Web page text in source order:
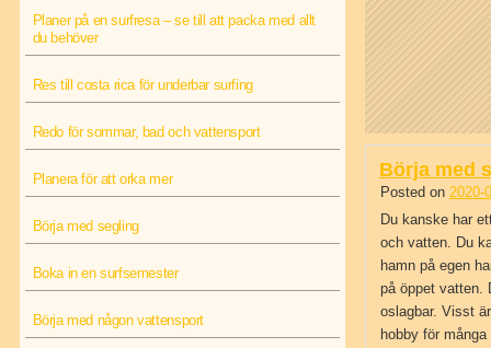
Börja med
Posted on 2020-
Du kanske har
och vatten. Du
hamn på egen
på öppet vatten.
oslagbar. Visst
hobby för
Planer på en surfresa – se till att packa med allt
du behöver
Res till costa rica för underbar surfing
Redo för sommar, bad och vattensport
Planera för att orka mer
Börja med segling
Boka in en surfsemester
Börja med någon vattensport